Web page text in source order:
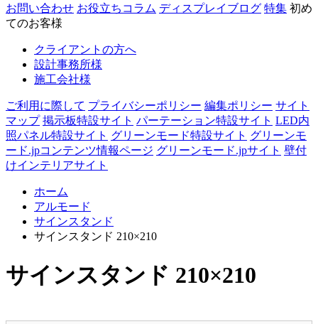
お問い合わせ お役立ちコラム ディスプレイブログ 特集 初め
てのお客様
クライアントの方へ
設計事務所様
施工会社様
ご利用に際して プライバシーポリシー 編集ポリシー サイト
マップ 掲示板特設サイト パーテーション特設サイト LED内
照パネル特設サイト グリーンモード特設サイト グリーンモ
ード.jpコンテンツ情報ページ グリーンモード.jpサイト 壁付
けインテリアサイト
ホーム
アルモード
サインスタンド
サインスタンド 210×210
サインスタンド 210×210